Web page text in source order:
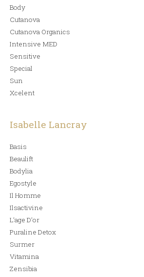
Body
Cutanova
Cutanova Organics
Intensive MED
Sensitive
Special
Sun
Xcelent
Isabelle Lancray
Basis
Beaulift
Bodylia
Egostyle
Il Homme
Ilsactivine
L’age D’or
Puraline Detox
Surmer
Vitamina
Zensibia